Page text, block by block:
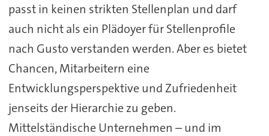
passt in keinen strikten Stellenplan und darf
auch nicht als ein Plädoyer für Stellenprofile
nach Gusto verstanden werden. Aber es bietet
Chancen, Mitarbeitern eine
Entwicklungsperspektive und Zufriedenheit
jenseits der Hierarchie zu geben.
Mittelständische Unternehmen – und im